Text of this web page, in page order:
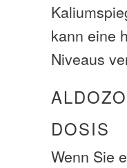
kann eine
Niveaus
DOSIS
Wenn Sie